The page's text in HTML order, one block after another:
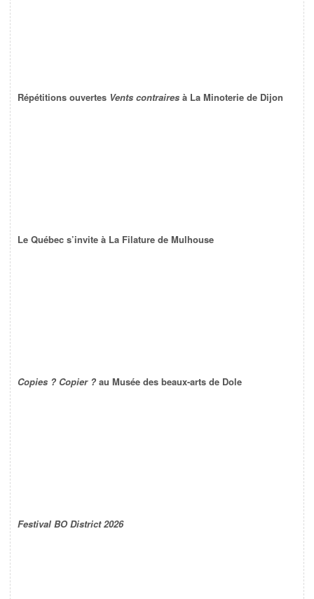
Répétitions ouvertes Vents contraires à La Minoterie de Dijon
Le Québec s’invite à La Filature de Mulhouse
Copies ? Copier ? au Musée des beaux-arts de Dole
Festival BO District 2026